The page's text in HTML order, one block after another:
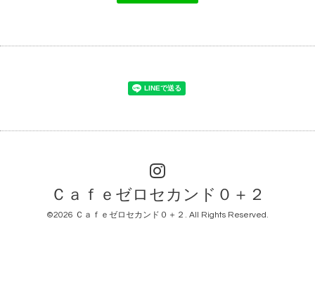
Ｃａｆｅゼロセカンド０＋２
©2026 Ｃａｆｅゼロセカンド０＋２ . All Rights Reserved.